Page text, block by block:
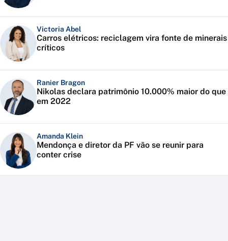
Victoria Abel
Carros elétricos: reciclagem vira fonte de minerais
críticos
Ranier Bragon
Nikolas declara patrimônio 10.000% maior do que
em 2022
Amanda Klein
Mendonça e diretor da PF vão se reunir para
conter crise